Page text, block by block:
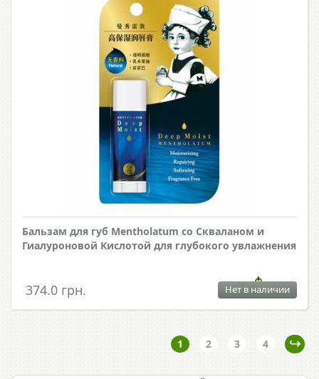
Бальзам для губ Mentholatum со Скваланом и
Гиалуроновой Кислотой для глубокого увлажнения
374.0 грн. Нет в наличии
1 2 3 4